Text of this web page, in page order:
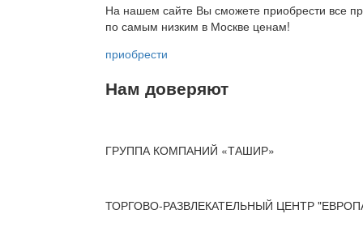
На нашем сайте Вы сможете приобрести все
по самым низким в Москве ценам!
приобрести
Нам доверяют
ГРУППА КОМПАНИЙ «ТАШИР»
ТОРГОВО-РАЗВЛЕКАТЕЛЬНЫЙ ЦЕНТР